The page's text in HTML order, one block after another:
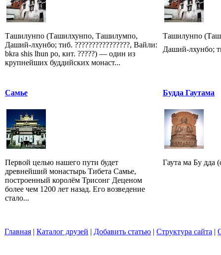
Ташилунпо (Ташилхунпо, Ташилумпо,
Даший-лхунбо; тиб. ????????????????, Вайли:
bkra shis lhun po, кит. ?????) — один из
крупнейших буддийских монаст...
Ташилунпо
Даший-лхунбо;
Самье
Первой целью нашего пути будет
древнейший монастырь Тибета Самье,
построенный королём Трисонг Деценом
более чем 1200 лет назад. Его возведение
стало...
Будда Гаутама
Гаута ма Бу дда
Главная | Каталог друзей | Добавить статью | Структура сайта |